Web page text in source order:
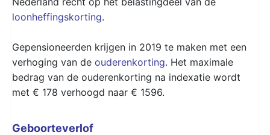
loonheffingskorting.
Gepensioneerden krijgen in 2019 te maken met een
verhoging van de ouderenkorting. Het maximale
bedrag van de ouderenkorting na indexatie wordt
met € 178 verhoogd naar € 1596.
Geboorteverlof